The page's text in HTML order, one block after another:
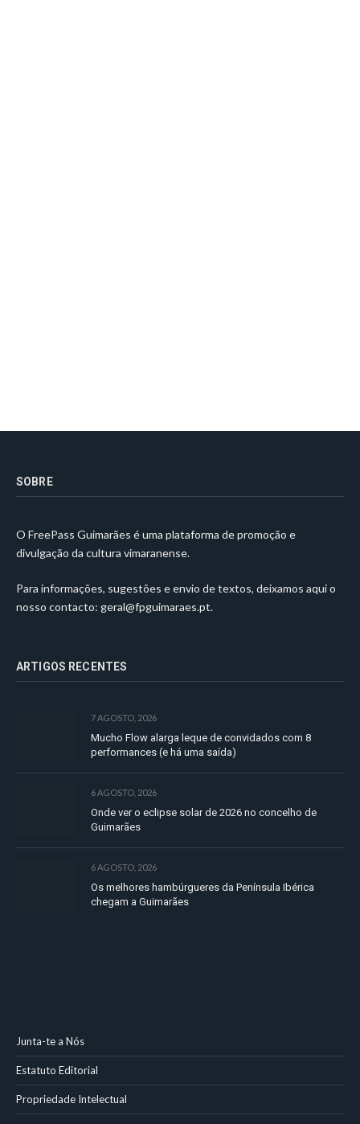
SOBRE
O FreePass Guimarães é uma plataforma de promoção e
divulgação da cultura vimaranense.
Para informações, sugestões e envio de textos, deixamos aqui o
nosso contacto: geral@fpguimaraes.pt.
ARTIGOS RECENTES
7 AGOSTO, 2026
Mucho Flow alarga leque de convidados com 8
performances (e há uma saída)
6 AGOSTO, 2026
Onde ver o eclipse solar de 2026 no concelho de
Guimarães
6 AGOSTO, 2026
Os melhores hambúrgueres da Península Ibérica
chegam a Guimarães
Junta-te a Nós
Estatuto Editorial
Propriedade Intelectual